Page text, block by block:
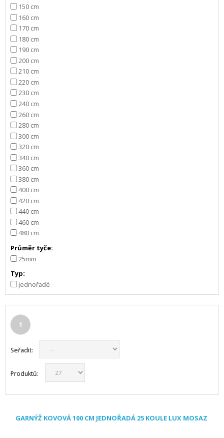
150 cm
160 cm
170 cm
180 cm
190 cm
200 cm
210 cm
220 cm
230 cm
240 cm
260 cm
280 cm
300 cm
320 cm
340 cm
360 cm
380 cm
400 cm
420 cm
440 cm
460 cm
480 cm
Průměr tyče:
25mm
Typ:
jednořadé
1
Seřadit:
Produktů:
GARNÝŽ KOVOVÁ 100 CM JEDNOŘADÁ 25 KOULE LUX MOSAZ